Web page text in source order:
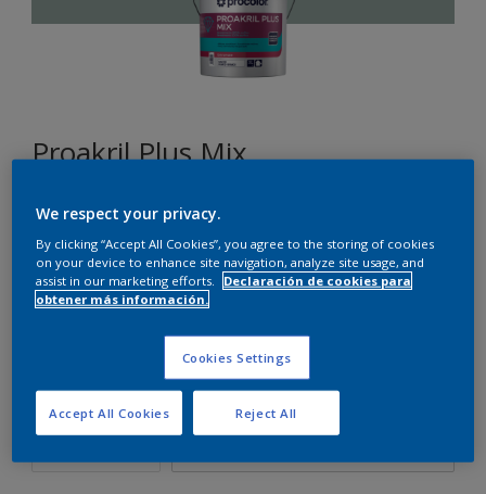
Proakril Plus Mix
N1.06.61
Cambiar de color
Tamaño
5 L
Cantidad Calculadora de pintura
We respect your privacy.
By clicking “Accept All Cookies”, you agree to the storing of cookies
on your device to enhance site navigation, analyze site usage, and
assist in our marketing efforts.
Declaración de cookies para
obtener más información.
Cookies Settings
Reject All
Accept All Cookies